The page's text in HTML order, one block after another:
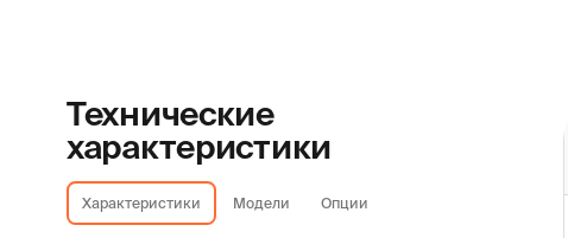
Технические
характеристики
Характеристики Модели Опции